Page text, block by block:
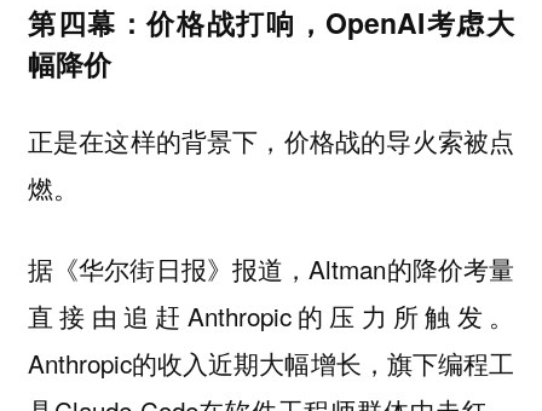
第四幕：价格战打响，OpenAI考虑大
幅降价
正是在这样的背景下，价格战的导火索被点
燃。
据《华尔街日报》报道，Altman的降价考量
直接由追赶Anthropic的压力所触发。
Anthropic的收入近期大幅增长，旗下编程工